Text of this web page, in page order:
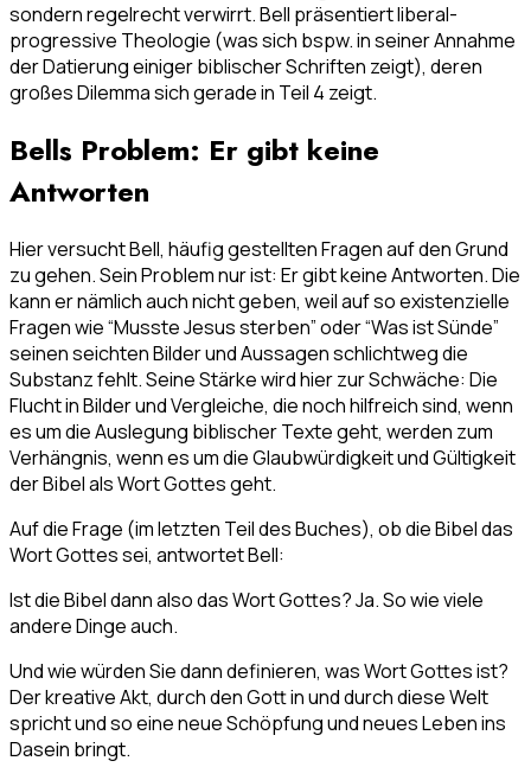
sondern regelrecht verwirrt. Bell präsentiert liberal-
progressive Theologie (was sich bspw. in seiner Annahme
der Datierung einiger biblischer Schriften zeigt), deren
großes Dilemma sich gerade in Teil 4 zeigt.
Bells Problem: Er gibt keine
Antworten
Hier versucht Bell, häufig gestellten Fragen auf den Grund
zu gehen. Sein Problem nur ist: Er gibt keine Antworten. Die
kann er nämlich auch nicht geben, weil auf so existenzielle
Fragen wie “Musste Jesus sterben” oder “Was ist Sünde”
seinen seichten Bilder und Aussagen schlichtweg die
Substanz fehlt. Seine Stärke wird hier zur Schwäche: Die
Flucht in Bilder und Vergleiche, die noch hilfreich sind, wenn
es um die Auslegung biblischer Texte geht, werden zum
Verhängnis, wenn es um die Glaubwürdigkeit und Gültigkeit
der Bibel als Wort Gottes geht.
Auf die Frage (im letzten Teil des Buches), ob die Bibel das
Wort Gottes sei, antwortet Bell:
Ist die Bibel dann also das Wort Gottes? Ja. So wie viele
andere Dinge auch.
Und wie würden Sie dann definieren, was Wort Gottes ist?
Der kreative Akt, durch den Gott in und durch diese Welt
spricht und so eine neue Schöpfung und neues Leben ins
Dasein bringt.